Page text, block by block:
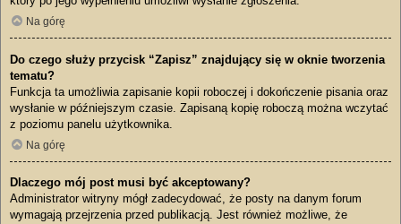
Na górę
Do czego służy przycisk “Zapisz” znajdujący się w oknie tworzenia
tematu?
Funkcja ta umożliwia zapisanie kopii roboczej i dokończenie pisania oraz
wysłanie w późniejszym czasie. Zapisaną kopię roboczą można wczytać
z poziomu panelu użytkownika.
Na górę
Dlaczego mój post musi być akceptowany?
Administrator witryny mógł zadecydować, że posty na danym forum
wymagają przejrzenia przed publikacją. Jest również możliwe, że